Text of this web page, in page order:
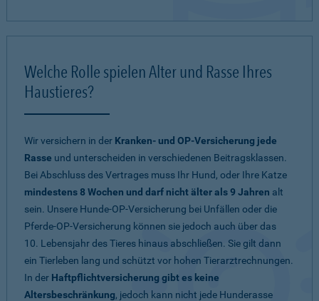
Welche Rolle spielen Alter und Rasse Ihres
Haustieres?
Wir versichern in der Kranken- und OP-Versicherung jede
Rasse und unterscheiden in verschiedenen Beitragsklassen.
Bei Abschluss des Vertrages muss Ihr Hund, oder Ihre Katze
mindestens 8 Wochen und darf nicht älter als 9 Jahren alt
sein. Unsere Hunde-OP-Versicherung bei Unfällen oder die
Pferde-OP-Versicherung können sie jedoch auch über das
10. Lebensjahr des Tieres hinaus abschließen. Sie gilt dann
ein Tierleben lang und schützt vor hohen Tierarztrechnungen.
In der Haftpflichtversicherung gibt es keine
Altersbeschränkung, jedoch kann nicht jede Hunderasse